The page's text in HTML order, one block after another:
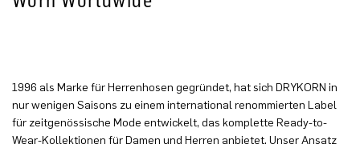
1996 als Marke für Herrenhosen gegründet, hat sich DRYKORN in
nur wenigen Saisons zu einem international renommierten Label
für zeitgenössische Mode entwickelt, das komplette Ready-to-
Wear-Kollektionen für Damen und Herren anbietet. Unser Ansatz